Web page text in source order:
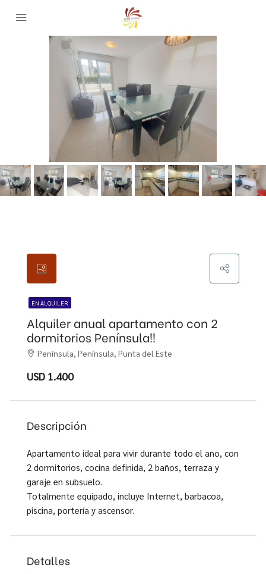
EN ALQUILER
Alquiler anual apartamento con 2
dormitorios Península!!
Península, Península, Punta del Este
USD 1.400
Descripción
Apartamento ideal para vivir durante todo el año, con
2 dormitorios, cocina definida, 2 baños, terraza y
garaje en subsuelo.
Totalmente equipado, incluye Internet, barbacoa,
piscina, portería y ascensor.
Detalles